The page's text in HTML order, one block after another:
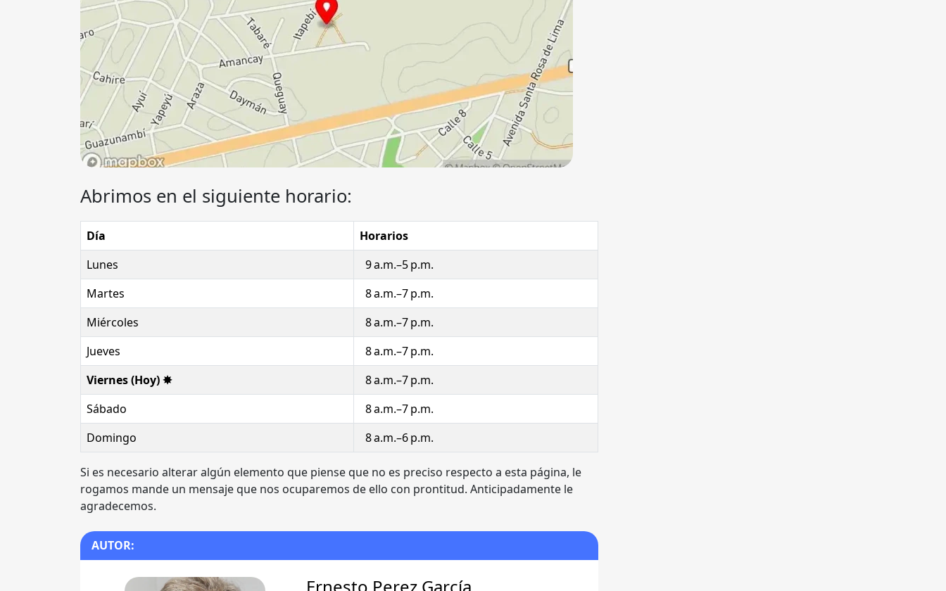
Abrimos en el siguiente horario:
Día
Horarios
Lunes
9 a.m.–5 p.m.
Martes
8 a.m.–7 p.m.
Miércoles
8 a.m.–7 p.m.
Jueves
8 a.m.–7 p.m.
Viernes (Hoy) ✸
8 a.m.–7 p.m.
Sábado
8 a.m.–7 p.m.
Domingo
8 a.m.–6 p.m.
Si es necesario alterar algún elemento que piense que no es preciso respecto a esta página, le
rogamos mande un mensaje que nos ocuparemos de ello con prontitud. Anticipadamente le
agradecemos.
AUTOR: